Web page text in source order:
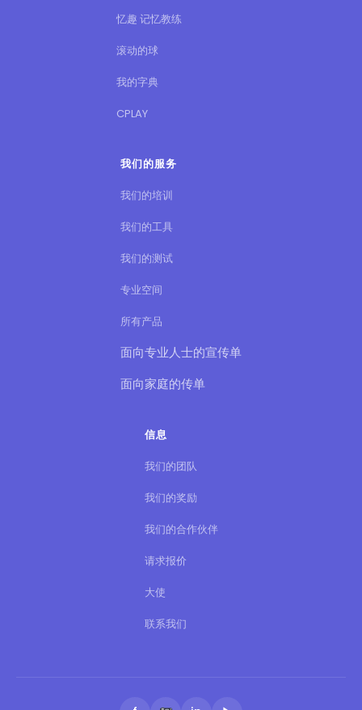
忆趣 记忆教练
滚动的球
我的字典
CPLAY
我们的服务
我们的培训
我们的工具
我们的测试
专业空间
所有产品
面向专业人士的宣传单
面向家庭的传单
信息
我们的团队
我们的奖励
我们的合作伙伴
请求报价
大使
联系我们